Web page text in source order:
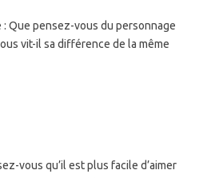
: Que pensez-vous du personnage
vit-il sa différence de la même
vous qu’il est plus facile d’aimer